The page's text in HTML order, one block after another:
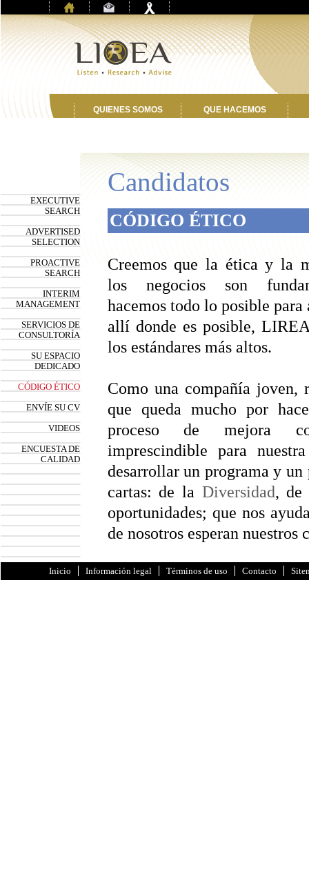
QUIENES SOMOS QUE HACEMOS
EXECUTIVE
SEARCH
ADVERTISED
SELECTION
PROACTIVE
SEARCH
INTERIM
MANAGEMENT
SERVICIOS DE
CONSULTORÍA
SU ESPACIO
DEDICADO
CÓDIGO ÉTICO
ENVÍE SU CV
VIDEOS
ENCUESTA DE
CALIDAD
Candidatos
CÓDIGO ÉTICO
Creemos que la ética y la
los negocios son
hacemos todo lo posible para
allí donde es posible,
los estándares más altos.
Como una compañía joven,
que queda mucho por
proceso de mejora
imprescindible para
desarrollar un programa y
cartas: de la Diversidad,
oportunidades; que nos
de nosotros esperan nuestros
Inicio Información legal Términos de uso Contacto